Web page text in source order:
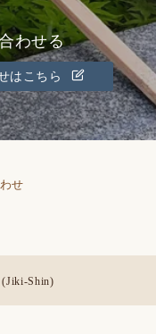
わせる
はこちら
せ
Shin)